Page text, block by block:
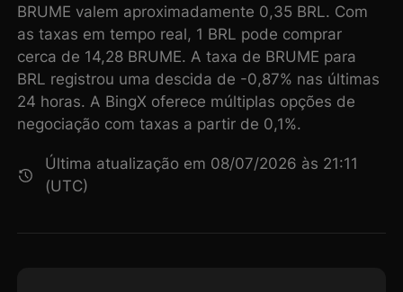
BRUME valem aproximadamente 0,35 BRL. Com
as taxas em tempo real, 1 BRL pode comprar
cerca de 14,28 BRUME. A taxa de BRUME para
BRL registrou uma descida de -0,87% nas últimas
24 horas. A BingX oferece múltiplas opções de
negociação com taxas a partir de 0,1%.
Última atualização em 08/07/2026 às 21:11
(UTC)